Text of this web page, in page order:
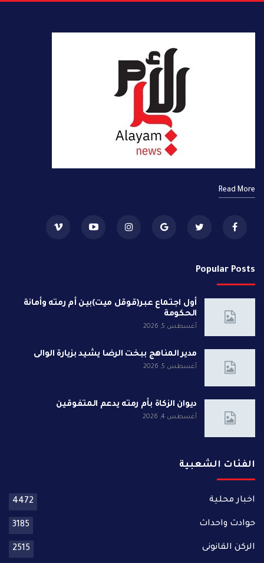
Read More
Popular Posts
أول اجتماع عبر(قوقل ميت)بين أم رمته وأمانة
الحكومة
أغسطس 5, 2026
مدير المناهج ببخت الرضا يشيد بزيارة الوالى
أغسطس 5, 2026
ديوان الزكاة بأم رمته يدعم المتفوقين
أغسطس 4, 2026
الفئات الشعبية
اخبار محلية 4472
حوادث واحداث 3185
الركن القانونى 2515